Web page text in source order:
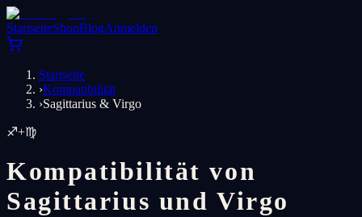
StartseiteShopBlogAnmelden
Startseite
›Kompatibilität
›Sagittarius & Virgo
♐+♍
Kompatibilität von
Sagittarius und Virgo